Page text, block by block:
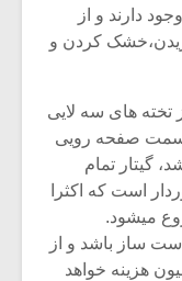
دارند و از
کردن و
تخته های سه لایی
قسمت صفحه رویی
گیتار تمام
است که اکثرا
میشود.
ساز باشد و از
هزینه خواهدموریس ژار